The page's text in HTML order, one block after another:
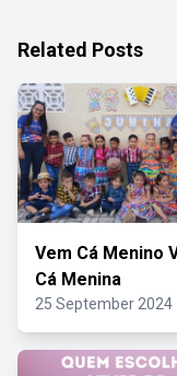
Related Posts
Vem Cá Menino
Cá Menina
25 September 2024